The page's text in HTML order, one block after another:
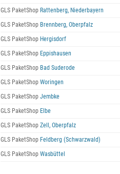
GLS PaketShop Rattenberg, Niederbayern
GLS PaketShop Brennberg, Oberpfalz
GLS PaketShop Hergisdorf
GLS PaketShop Eppishausen
GLS PaketShop Bad Suderode
GLS PaketShop Woringen
GLS PaketShop Jembke
GLS PaketShop Elbe
GLS PaketShop Zell, Oberpfalz
GLS PaketShop Feldberg (Schwarzwald)
GLS PaketShop Wasbüttel